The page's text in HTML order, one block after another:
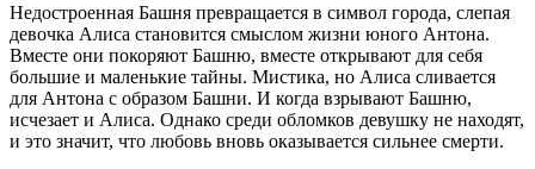
Недостроенная Башня превращается в символ города, слепая
девочка Алиса становится смыслом жизни юного Антона.
Вместе они покоряют Башню, вместе открывают для себя
большие и маленькие тайны. Мистика, но Алиса сливается
для Антона с образом Башни. И когда взрывают Башню,
исчезает и Алиса. Однако среди обломков девушку не находят,
и это значит, что любовь вновь оказывается сильнее смерти.